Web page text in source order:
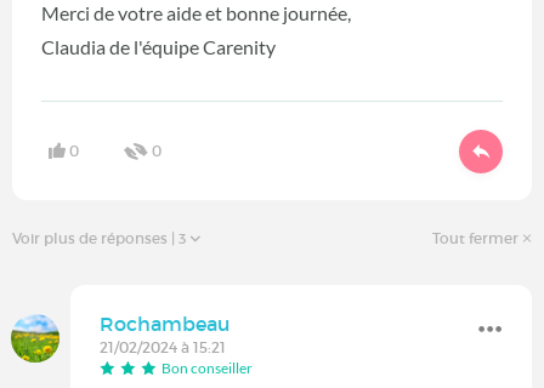
Merci de votre aide et bonne journée,
Claudia de l'équipe Carenity
0 0
Tout fermer
Voir plus de réponses | 3
Rochambeau
21/02/2024 à 15:21
Bon conseiller